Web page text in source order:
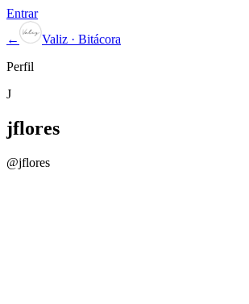
Entrar
←
Valiz · Bitácora
Perfil
J
jflores
@jflores